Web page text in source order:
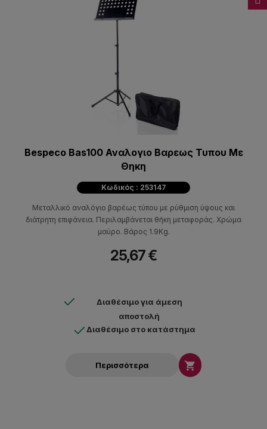
Bespeco Bas100 Αναλογιο Βαρεως Τυπου Με
Θηκη
Κωδικός : 253147
Μεταλλικό αναλόγιο βαρέως τύπου με ρύθμιση ύψους και
διάτρητη επιφάνεια. Περιλαμβάνεται θήκη μεταφοράς. Χρώμα
μαύρο. Βάρος 1.9Kg.
25,67 €
Διαθέσιμο για άμεση
αποστολή
Διαθέσιμο στο κατάστημα
Περισσότερα 